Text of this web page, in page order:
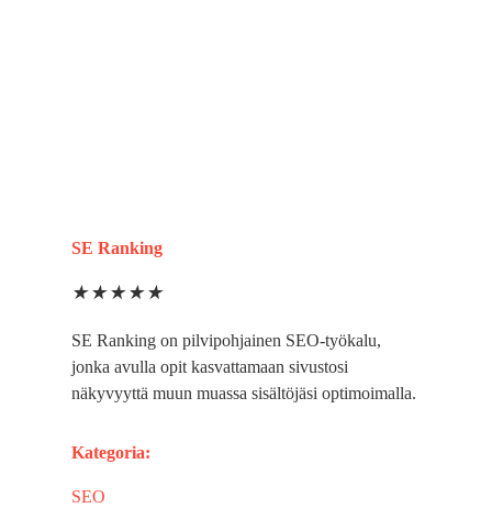
SE Ranking
★★★★★
SE Ranking on pilvipohjainen SEO-työkalu,
jonka avulla opit kasvattamaan sivustosi
näkyvyyttä muun muassa sisältöjäsi optimoimalla.
Kategoria:
SEO